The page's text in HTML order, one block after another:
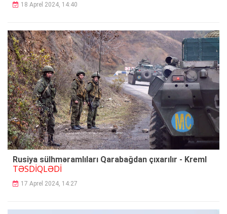
18 Aprel 2024, 14:40
Rusiya sülhməramlıları Qarabağdan çıxarılır - Kreml
TƏSDİQLƏDİ
17 Aprel 2024, 14:27